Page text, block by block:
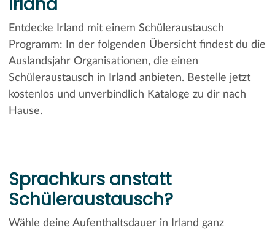
Entdecke Irland mit einem Schüleraustausch
Programm: In der folgenden Übersicht findest du die
Auslandsjahr Organisationen, die einen
Schüleraustausch in Irland anbieten. Bestelle jetzt
kostenlos und unverbindlich Kataloge zu dir nach
Hause.
Sprachkurs anstatt
Schüleraustausch?
Wähle deine Aufenthaltsdauer in Irland ganz